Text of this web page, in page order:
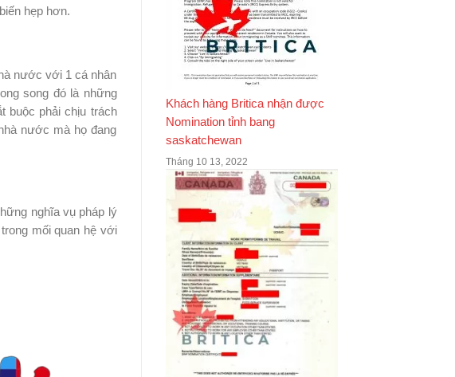
hẹp hơn.
nước với 1 cá nhân
song đó là những
buộc phải chịu trách
nước mà họ đang
nghĩa vụ pháp lý
mối quan hệ với
Khách hàng Britica nhận được
Nomination tỉnh bang
saskatchewan
Tháng 10 13, 2022